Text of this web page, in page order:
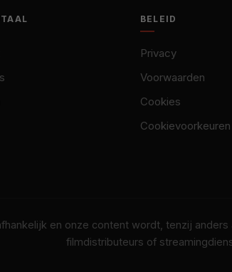
BELEID
Privacy
Voorwaarden
Cookies
Cookievoorkeuren
en onze content wordt, tenzij
filmdistributeurs of